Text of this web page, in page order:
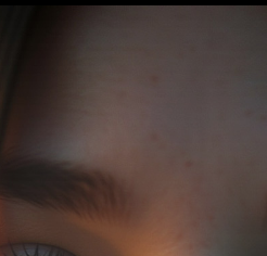
वजह भी आंखों
हैं, जो बिलकुल
बात है।
Webdunia